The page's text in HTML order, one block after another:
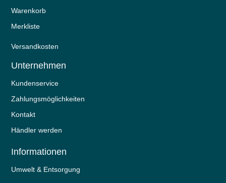
Warenkorb
Merkliste
Versandkosten
Unternehmen
Kundenservice
Zahlungsmöglichkeiten
Kontakt
Händler werden
Informationen
Umwelt & Entsorgung